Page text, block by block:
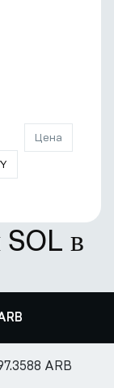
Y
Цена
SOL в
ARB